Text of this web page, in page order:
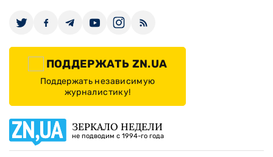
ПОДДЕРЖАТЬ ZN.UA
Поддержать независимую
журналистику!
ЗЕРКАЛО НЕДЕЛИ
не подводим с 1994-го года